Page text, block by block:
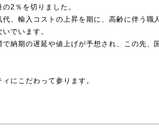
2％を切りました。
、輸入コストの上昇を期に、高齢に伴う職
でいます。
納期の遅延や値上げが予想され、この先、
にこだわって参ります。